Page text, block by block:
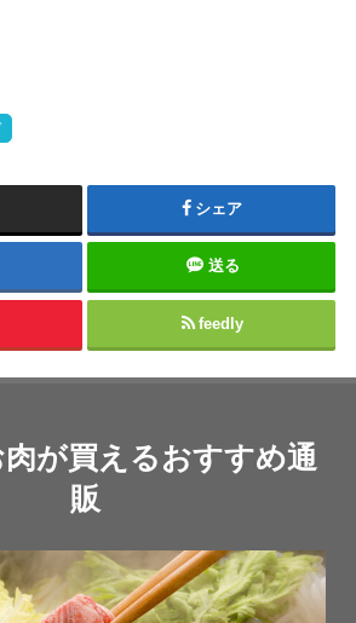
シェア
送る
feedly
が買えるおすすめ通
販